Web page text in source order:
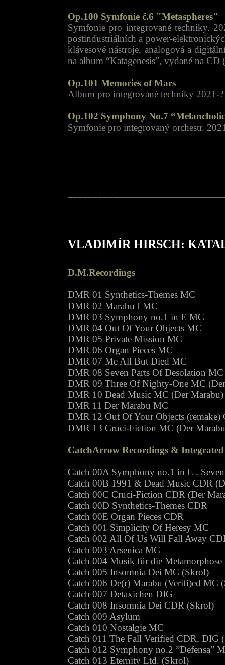
Op.100 Symfonie č.6 "Metaspheres"
Symfonie pro integrované techniky.
postindustriálních a power-
klávesové nástroje, analogová a
na album “Katagenesis”, vydané na
Op.101 Memories of Mars
Album pro integrované techniky 2021-
Op.102 Symphony No.7
Symfonie pro integrovaný orchestr.
VLADIMÍR HIRSCH:
D.M.Recordings
DMR 01 Synthetics-Themes MC
DMR 02 Marabu I MC
DMR 03 Symphony no.1 in E MC
DMR 04 Out Of Your Objects MC
DMR 05 Private Mission MC
DMR 06 Organ Pieces MC
DMR 07 Me All But Died MC
DMR 08 Seven Parts Of Desolation MC
DMR 09 Three Of Nighty-One MC
DMR 10 Dead Music MC (Der Marabu)
DMR 11 Der Marabu MC
DMR 12 Out Of Your Objects (remake)
DMR 13 Cruci-Fiction MC (Der
CatchArrow Recordings &
Catch 00A Symphony no.1 in E .
Catch 00B 1991 & Dead Music CDR
Catch 00C Cruci-Fiction CDR (Der
Catch 00D Synthetics-Themes CDR
Catch 00E Organ Pieces CDR
Catch 001 Simplicity Of Heresy MC
Catch 002 All Of Us Will Fall Away
Catch 003 Arsenica MC
Catch 004 Musik für die
Catch 005 Insomnia Dei MC (Skrol)
Catch 006 De(r) Marabu (Verifi)ed MC
Catch 007 Detaxichen DIG
Catch 008 Insomnia Dei CDR (Skrol)
Catch 009 Asylum
Catch 010 Nostalgie MC
Catch 011 The Fall Verified CDR, DIG
Catch 012 Symphony no.2 ”Defensa”
Catch 013 Eternity Ltd. (Skrol)